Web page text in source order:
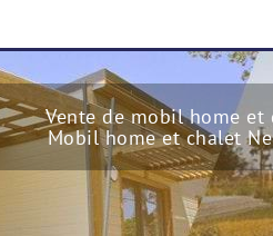
Vente de mobil home et
Mobil home et chalet